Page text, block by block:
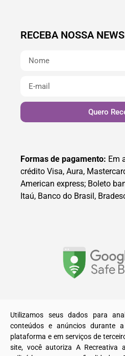
RECEBA NOSSA
Quero
Formas de pagamento: Em
crédito Visa, Aura,
American express; Boleto
Itaú, Banco do Brasil,
© 2025. Todos os direitos
Utilizamos seus dados para
conteúdos e anúncios durante
plataforma e em serviços de
site, você autoriza A Recreativa